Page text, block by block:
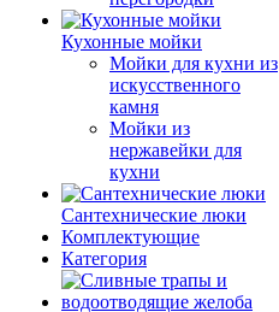
Кухонные мойки
Мойки для кухни из
искусственного
камня
Мойки из
нержавейки для
кухни
Сантехнические люки
Комплектующие
Категория